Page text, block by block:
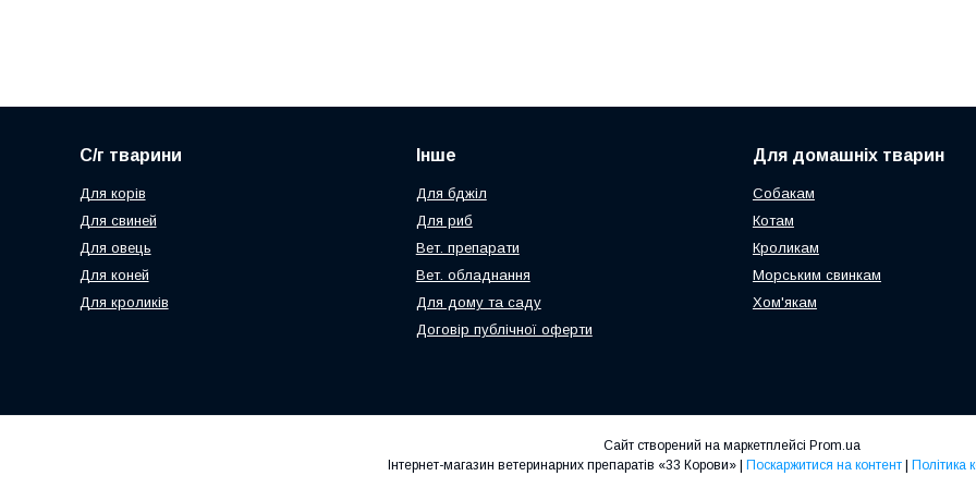
С/г тварини
Для корів
Для свиней
Для овець
Для коней
Для кроликів
Інше
Для бджіл
Для риб
Вет. препарати
Вет. обладнання
Для дому та саду
Договір публічної оферти
Для домашніх тварин
Собакам
Котам
Кроликам
Морським свинкам
Хом'якам
Сайт створений на маркетплейсі Prom.ua
Інтернет-магазин ветеринарних препаратів «33 Корови» | Поскаржитися на контент | Політика